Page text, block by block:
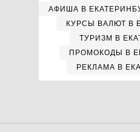
АФИША В
КУРСЫ ВАЛЮТ В
ТУРИЗМ В
ПРОМОКОДЫ В
РЕКЛАМА В